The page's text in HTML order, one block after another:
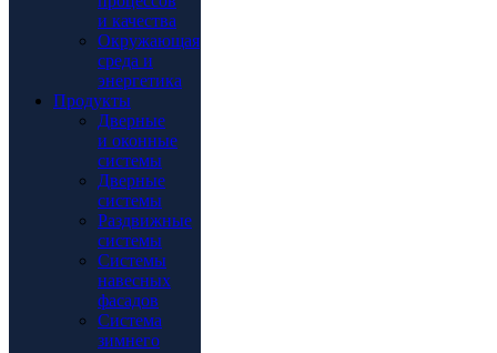
и качества
Окружающая
среда и
энергетика
Продукты
Дверные
и оконные
системы
Дверные
системы
Раздвижные
системы
Системы
навесных
фасадов
Система
зимнего